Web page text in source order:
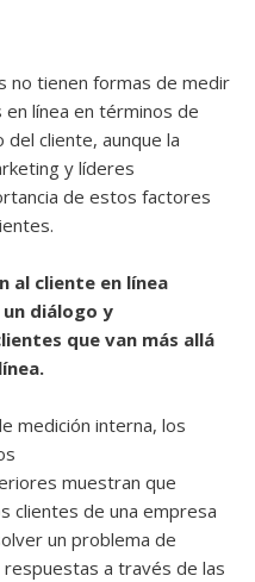
no tienen formas de medir
línea en términos de
cliente, aunque la
y líderes
de estos factores
al cliente en línea
diálogo y
que van más allá
medición interna, los
muestran que
clientes de una empresa
un problema de
a través de las